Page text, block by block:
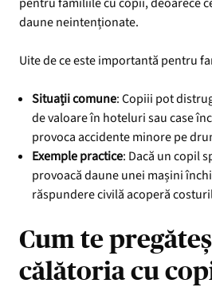
daune neintenționate.
Uite de ce este importantă pentru
Situații comune: Copiii pot
de valoare în hoteluri sau case
provoca accidente minore pe
Exemple practice: Dacă un copil
provoacă daune unei mașini
răspundere civilă acoperă
Cum te
călătoria cu